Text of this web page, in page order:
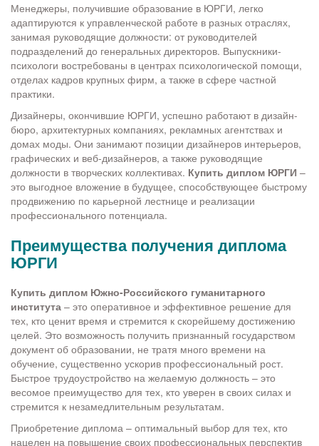
Менеджеры, получившие образование в ЮРГИ, легко
адаптируются к управленческой работе в разных отраслях,
занимая руководящие должности: от руководителей
подразделений до генеральных директоров. Выпускники-
психологи востребованы в центрах психологической помощи,
отделах кадров крупных фирм, а также в сфере частной
практики.
Дизайнеры, окончившие ЮРГИ, успешно работают в дизайн-
бюро, архитектурных компаниях, рекламных агентствах и
домах моды. Они занимают позиции дизайнеров интерьеров,
графических и веб-дизайнеров, а также руководящие
должности в творческих коллективах. Купить диплом ЮРГИ –
это выгодное вложение в будущее, способствующее быстрому
продвижению по карьерной лестнице и реализации
профессионального потенциала.
Преимущества получения диплома
ЮРГИ
Купить диплом Южно-Российского гуманитарного
института – это оперативное и эффективное решение для
тех, кто ценит время и стремится к скорейшему достижению
целей. Это возможность получить признанный государством
документ об образовании, не тратя много времени на
обучение, существенно ускорив профессиональный рост.
Быстрое трудоустройство на желаемую должность – это
весомое преимущество для тех, кто уверен в своих силах и
стремится к незамедлительным результатам.
Приобретение диплома – оптимальный выбор для тех, кто
нацелен на повышение своих профессиональных перспектив